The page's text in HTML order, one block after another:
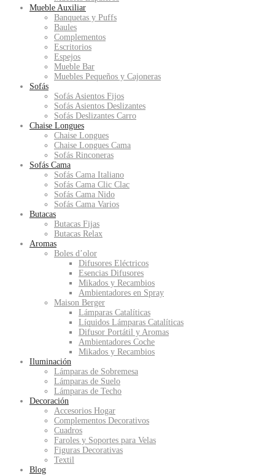
Mueble Auxiliar
Banquetas y Puffs
Baules
Complementos
Escritorios
Espejos
Mueble Bar
Muebles Pequeños y Cajoneras
Sofás
Sofás Asientos Fijos
Sofás Asientos Deslizantes
Sofás Deslizantes Carro
Chaise Longues
Chaise Longues
Chaise Longues Cama
Sofás Rinconeras
Sofás Cama
Sofás Cama Italiano
Sofás Cama Clic Clac
Sofás Cama Nido
Sofás Cama Varios
Butacas
Butacas Fijas
Butacas Relax
Aromas
Boles d’olor
Difusores Eléctricos
Esencias Difusores
Mikados y Recambios
Ambientadores en Spray
Maison Berger
Lámparas Catalíticas
Líquidos Lámparas Catalíticas
Difusor Portátil y Aromas
Ambientadores Coche
Mikados y Recambios
Iluminación
Lámparas de Sobremesa
Lámparas de Suelo
Lámparas de Techo
Decoración
Accesorios Hogar
Complementos Decorativos
Cuadros
Faroles y Soportes para Velas
Figuras Decorativas
Textil
Blog